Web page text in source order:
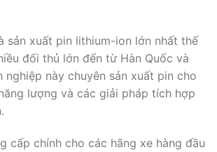
sản xuất pin lithium-ion lớn nhất thế
đối thủ lớn đến từ Hàn Quốc và
nghiệp này chuyên sản xuất pin cho
lượng và các giải pháp tích hợp
cấp chính cho các hãng xe hàng đầu